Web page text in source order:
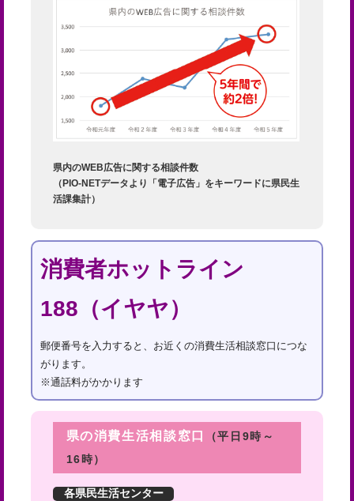
県内のWEB広告に関する相談件数
（PIO-NETデータより「電子広告」をキーワードに県民生
活課集計）
消費者ホットライン
188（イヤヤ）
郵便番号を入力すると、お近くの消費生活相談窓口につな
がります。
※通話料がかかります
県の消費生活相談窓口
（平日9時～
16時）
各県民生活センター